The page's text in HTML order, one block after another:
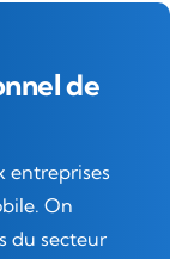
de
entreprises
On
du secteur